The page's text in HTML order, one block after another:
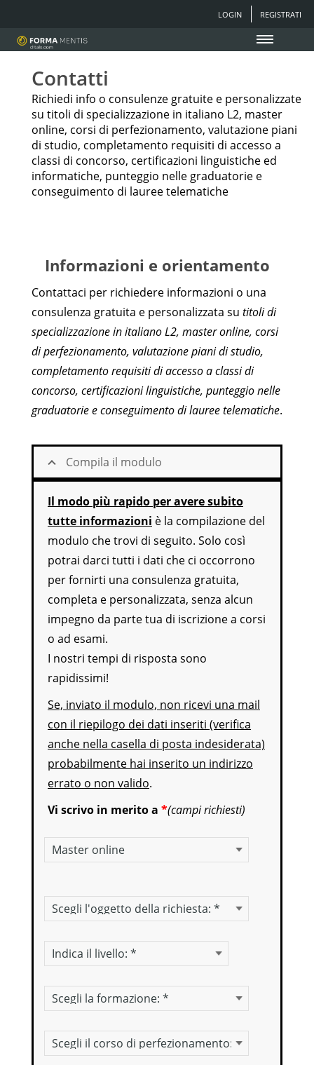
LOGIN REGISTRATI
Contatti
Richiedi info o consulenze gratuite e personalizzate
su titoli di specializzazione in italiano L2, master
online, corsi di perfezionamento, valutazione piani
di studio, completamento requisiti di accesso a
classi di concorso, certificazioni linguistiche ed
informatiche, punteggio nelle graduatorie e
conseguimento di lauree telematiche
Informazioni e orientamento
Contattaci per richiedere informazioni o una
consulenza gratuita e personalizzata su titoli di
specializzazione in italiano L2, master online, corsi
di perfezionamento, valutazione piani di studio,
completamento requisiti di accesso a classi di
concorso, certificazioni linguistiche, punteggio nelle
graduatorie e conseguimento di lauree telematiche.
Compila il modulo
Il modo più rapido per avere subito
tutte informazioni è la compilazione del
modulo che trovi di seguito. Solo così
potrai darci tutti i dati che ci occorrono
per fornirti una consulenza gratuita,
completa e personalizzata, senza alcun
impegno da parte tua di iscrizione a corsi
o ad esami.
I nostri tempi di risposta sono
rapidissimi!
Se, inviato il modulo, non ricevi una mail
con il riepilogo dei dati inseriti (verifica
anche nella casella di posta indesiderata)
probabilmente hai inserito un indirizzo
errato o non valido.
Vi scrivo in merito a *(campi richiesti)